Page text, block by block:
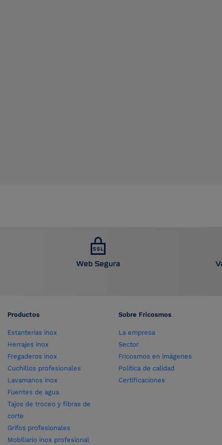
Web Segura
Productos
Estanterías inox
Herrajes inox
Fregaderos inox
Cuchillos profesionales
Lavamanos inox
Fuentes de agua
Tajos de troceo y fibras de
corte
Grifos profesionales
Mobiliario inox profesional
Sobre Fricosmos
La empresa
Sector
Fricosmos en imágenes
Política de calidad
Certificaciones